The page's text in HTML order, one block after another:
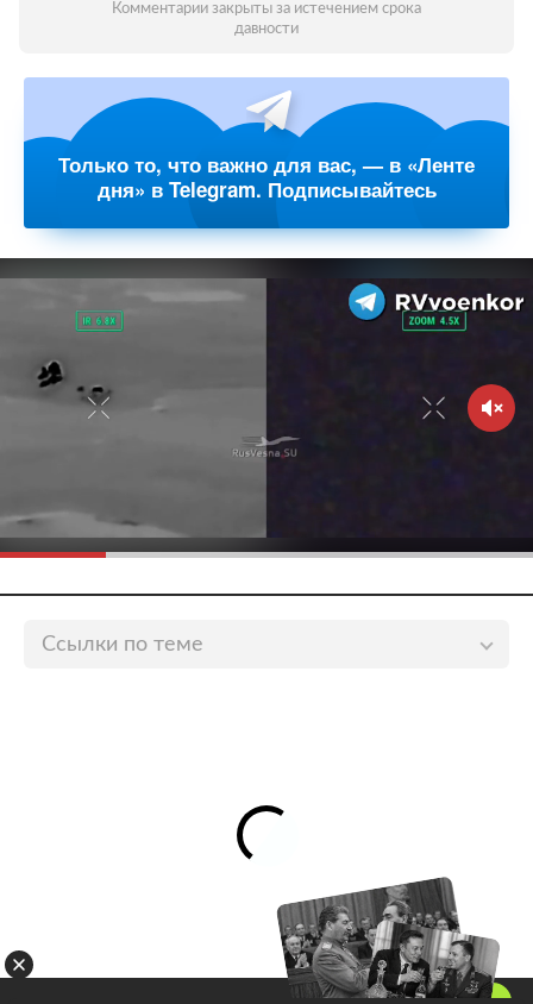
Комментарии закрыты за истечением срока
давности
Только то, что важно для вас, — в «Ленте
дня» в Telegram. Подписывайтесь
Ссылки по теме
В Смоленске открылась выставка репродукций